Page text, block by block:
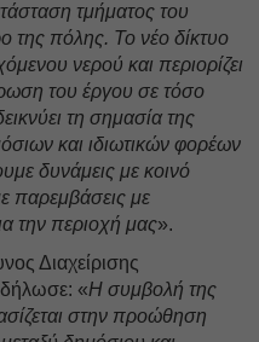
τμήματος του
της πόλης. Το νέο δίκτυο
νερού και περιορίζει
του έργου σε τόσο
τη σημασία της
και ιδιωτικών φορέων
δυνάμεις με κοινό
παρεμβάσεις με
την περιοχή μας».
Διαχείρισης
«Η συμβολή της
στην προώθηση